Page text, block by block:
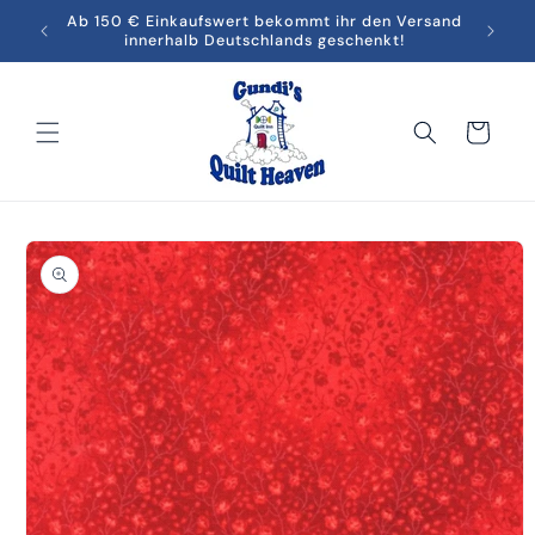
zumAb 150 € Einkaufswert bekommt ihr den Versand
innerhalb Deutschlands geschenkt!
Warenkorb